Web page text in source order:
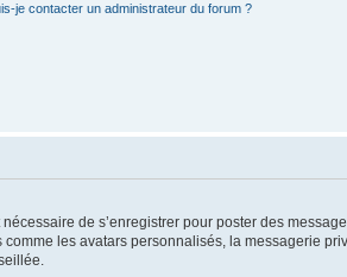
je contacter un administrateur du forum ?
de s’enregistrer pour poster des
les avatars personnalisés, la messagerie